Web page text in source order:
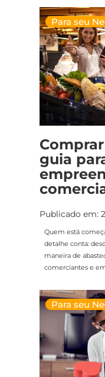
Para seu
guia
Publicado em:
Quem está
detalhe conta:
maneira de
comerciantes e
Para seu